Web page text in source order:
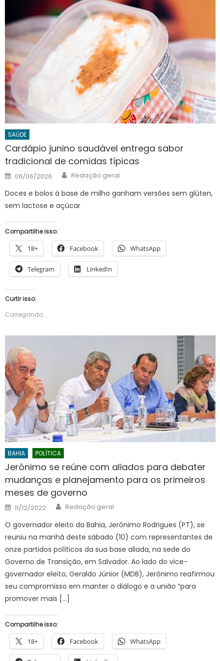
SAÚDE
Cardápio junino saudável entrega sabor
tradicional de comidas típicas
Posted
on
06/06/2026 Author
Redação geral
Doces e bolos à base de milho ganham versões sem glúten,
sem lactose e açúcar
Compartilhe isso:
18+ Facebook WhatsApp
Telegram LinkedIn
Curtir isso:
Carregando...
BAHIA POLÍTICA
Jerônimo se reúne com aliados para debater
mudanças e planejamento para os primeiros
meses de governo
Posted
on
11/12/2022 Author
Redação geral
O governador eleito da Bahia, Jerônimo Rodrigues (PT), se
reuniu na manhã deste sábado (10) com representantes de
onze partidos políticos da sua base aliada, na sede do
Governo de Transição, em Salvador. Ao lado do vice-
governador eleito, Geraldo Júnior (MDB), Jerônimo reafirmou
seu compromisso em manter o diálogo e a união “para
promover mais […]
Compartilhe isso:
18+ Facebook WhatsApp